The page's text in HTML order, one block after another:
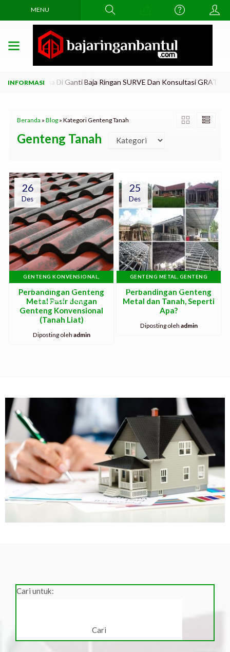
MENU
Atap Lama Di Ganti Baja Ringan SURVE Dan Konsultasi GRATiis..!!
Beranda » Blog » Kategori Genteng Tanah
Genteng Tanah
GENTENG KONVENSIONAL
GENTENG METAL PASIR
GENTENG TANAH
Perbandingan Genteng
Metal Pasir dengan
Genteng Konvensional
(Tanah Liat)
Diposting oleh admin
26
Des
GENTENG METAL GENTENG
TANAH PASANG BAJA RINGAN
Perbandingan Genteng
Metal dan Tanah, Seperti
Apa?
Diposting oleh admin
25
Des
Cari untuk: